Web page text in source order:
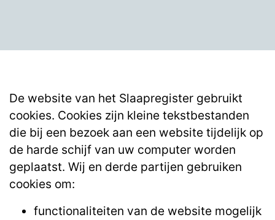
De website van het Slaapregister gebruikt
cookies. Cookies zijn kleine tekstbestanden
die bij een bezoek aan een website tijdelijk op
de harde schijf van uw computer worden
geplaatst. Wij en derde partijen gebruiken
cookies om:
functionaliteiten van de website mogelijk